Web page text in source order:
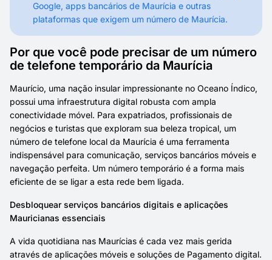
Google, apps bancários de Maurícia e outras
plataformas que exigem um número de Maurícia.
Por que você pode precisar de um número
de telefone temporário da Maurícia
Maurício, uma nação insular impressionante no Oceano Índico,
possui uma infraestrutura digital robusta com ampla
conectividade móvel. Para expatriados, profissionais de
negócios e turistas que exploram sua beleza tropical, um
número de telefone local da Maurícia é uma ferramenta
indispensável para comunicação, serviços bancários móveis e
navegação perfeita. Um número temporário é a forma mais
eficiente de se ligar a esta rede bem ligada.
Desbloquear serviços bancários digitais e aplicações
Mauricianas essenciais
A vida quotidiana nas Maurícias é cada vez mais gerida
através de aplicações móveis e soluções de Pagamento digital.